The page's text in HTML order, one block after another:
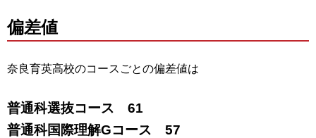
偏差値
奈良育英高校のコースごとの偏差値は
普通科選抜コース 61
普通科国際理解Gコース 57